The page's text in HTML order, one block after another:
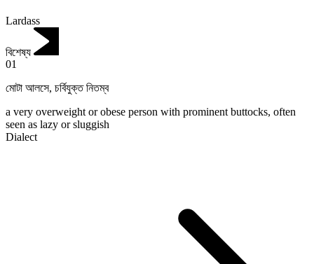
Lardass
বিশেষ্য
01
মোটা আলসে, চর্বিযুক্ত নিতম্ব
a very overweight or obese person with prominent buttocks, often
seen as lazy or sluggish
Dialect